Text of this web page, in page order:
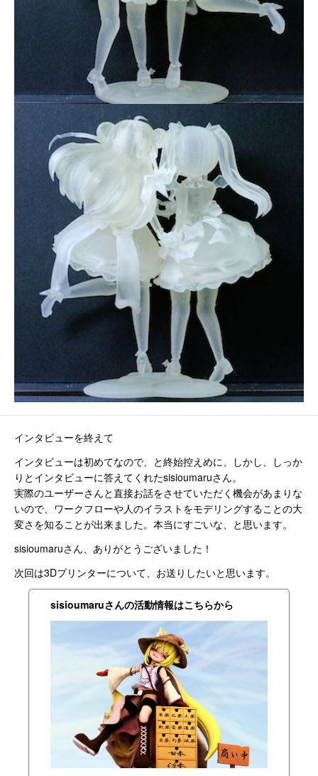
インタビューを終えて
インタビューは初めてなので、と終始控えめに、しかし、しっか
りとインタビューに答えてくれたsisioumaruさん。
実際のユーザーさんと直接お話をさせていただく機会があまりな
いので、ワークフローや人のイラストをモデリングすることの大
変さを知ることが出来ました。本当にすごいな、と思います。
sisioumaruさん、ありがとうございました！
次回は3Dプリンターについて、お送りしたいと思います。
sisioumaruさんの活動情報はこちらから